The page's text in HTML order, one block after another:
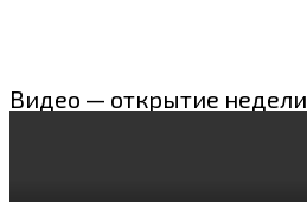
Видео — открытие недели